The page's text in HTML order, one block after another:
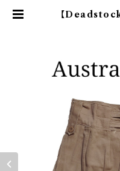
【Deadstock